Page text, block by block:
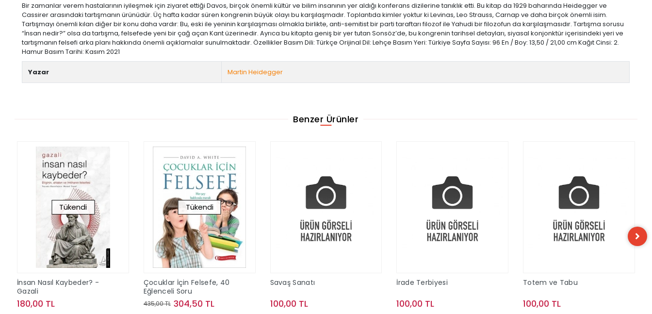
Bir zamanlar verem hastalarının iyileşmek için ziyaret ettiği Davos, birçok önemli kültür ve bilim insanının yer aldığı konferans dizilerine tanıklık etti. Bu kitap da 1929 baharında Heidegger ve
Cassirer arasındaki tartışmanın ürünüdür. Üç hafta kadar süren kongrenin büyük olayı bu karşılaşmadır. Toplantıda kimler yoktur ki Levinas, Leo Strauss, Carnap ve daha birçok önemli isim.
Tartışmayı önemli kılan diğer bir konu daha vardır: Bu, eski ile yeninin karşılaşması olmakla birlikte, anti-semitist bir parti taraftarı filozof ile Yahudi bir filozofun da karşılaşmasıdır. Tartışma sorusu
“İnsan nedir?” olsa da tartışma, felsefede yeni bir çağ açan Kant üzerinedir. Ayrıca bu kitapta geniş bir yer tutan Sonsöz’de, bu kongrenin tarihsel detayları, siyasal konjonktür içerisindeki yeri ve
tartışmanın felsefi arka planı hakkında önemli açıklamalar sunulmaktadır. Özellikler Basım Dili: Türkçe Orijinal Dil: Lehçe Basım Yeri: Türkiye Sayfa Sayısı: 96 En / Boy: 13,50 / 21,00 cm Kağıt Cinsi: 2.
Hamur Basım Tarihi: Kasım 2021
Yazar Martin Heidegger
Benzer Ürünler
Tükendi
İnsan Nasıl Kaybeder? -
Gazali
180,00 TL
Tükendi
Çocuklar İçin Felsefe, 40
Eğlenceli Soru
435,00 TL 304,50 TL
Savaş Sanatı
100,00 TL
İrade Terbiyesi
100,00 TL
Totem ve Tabu
100,00 TL